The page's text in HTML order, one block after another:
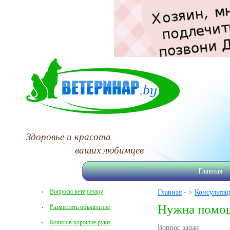
Здоровье и красота
ваших любимцев
Главная
Вопросы ветеринару
Разместить объявление
Кошки в хорошие руки
Главная - >
Нужна
Вопрос задан